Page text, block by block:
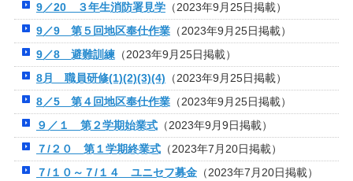
9／20 ３年生消防署見学（2023年9月25日掲載）
9／9 第５回地区奉仕作業（2023年9月25日掲載）
9／8 避難訓練（2023年9月25日掲載）
8月 職員研修(1)(2)(3)(4) （2023年9月25日掲載）
8／5 第４回地区奉仕作業（2023年9月25日掲載）
９／１ 第２学期始業式（2023年9月9日掲載）
７/２０ 第１学期終業式（2023年7月20日掲載）
７/１０～７/１４ ユニセフ募金（2023年7月20日掲載）